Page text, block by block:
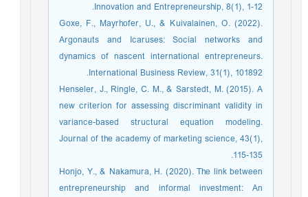
Innovation and Entrepreneurship, 8(1), 1-12.
Goxe, F., Mayrhofer, U., & Kuivalainen, O. (2022).
Argonauts and Icaruses: Social networks and
dynamics of nascent international entrepreneurs.
International Business Review, 31(1), 101892.
Henseler, J., Ringle, C. M., & Sarstedt, M. (2015). A
new criterion for assessing discriminant validity in
variance-based structural equation modeling.
Journal of the academy of marketing science, 43(1),
115-135.
Honjo, Y., & Nakamura, H. (2020). The link between
entrepreneurship and informal investment: An